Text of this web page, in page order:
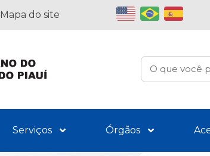
Mapa do site
Serviços Órgãos